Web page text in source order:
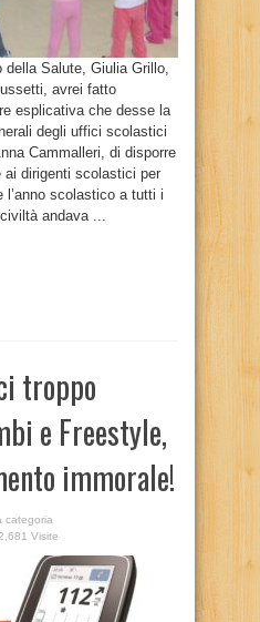
Salute, Giulia Grillo,
avrei fatto
esplicativa che desse la
degli uffici scolastici
Cammalleri, di disporre
ai dirigenti scolastici per
l’anno scolastico a tutti i
andava ...
troppo
e Freestyle,
immorale!
categoria
Visite